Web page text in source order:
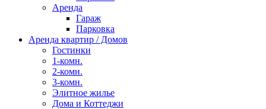
Аренда
Гараж
Парковка
Аренда квартир / Домов
Гостинки
1-комн.
2-комн.
3-комн.
Элитное жилье
Дома и Коттеджи